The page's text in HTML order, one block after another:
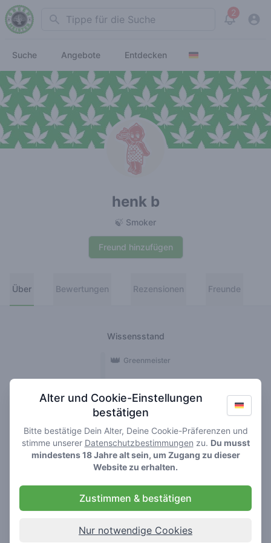
Search 2
View
Suche Angebote Entdecken
henk b
🍃 Smoker
Freund hinzufügen
Über Bewertungen Rezensionen Freunde
Wissensstand
🍃 Smoker
🌱 Roller
🥦 Stoner
👑 Greenmeister
Rezensionen
Alter und Cookie-Einstellungen
bestätigen
Bitte bestätige Dein Alter, Deine Cookie-Präferenzen und
stimme unserer Datenschutzbestimmungen zu. Du musst
mindestens 18 Jahre alt sein, um Zugang zu dieser
Website zu erhalten.
Zustimmen & bestätigen
Nur notwendige Cookies